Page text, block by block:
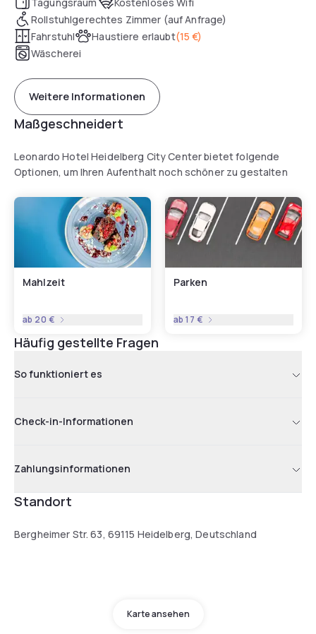
Rollstuhlgerechtes Zimmer (auf Anfrage)
Fahrstuhl
Haustiere erlaubt(15 €)
Wäscherei
Weitere Informationen
Maßgeschneidert
Leonardo Hotel Heidelberg City Center bietet folgende
Optionen, um Ihren Aufenthalt noch schöner zu gestalten
Mahlzeit
ab 20 €
Parken
ab17 €
Häufig gestellte Fragen
So funktioniert es
Check-in-Informationen
Zahlungsinformationen
Standort
Bergheimer Str. 63, 69115 Heidelberg, Deutschland
Karte ansehen